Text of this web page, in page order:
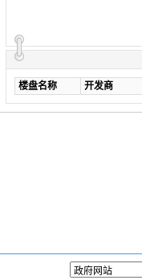
楼盘名称 开发商